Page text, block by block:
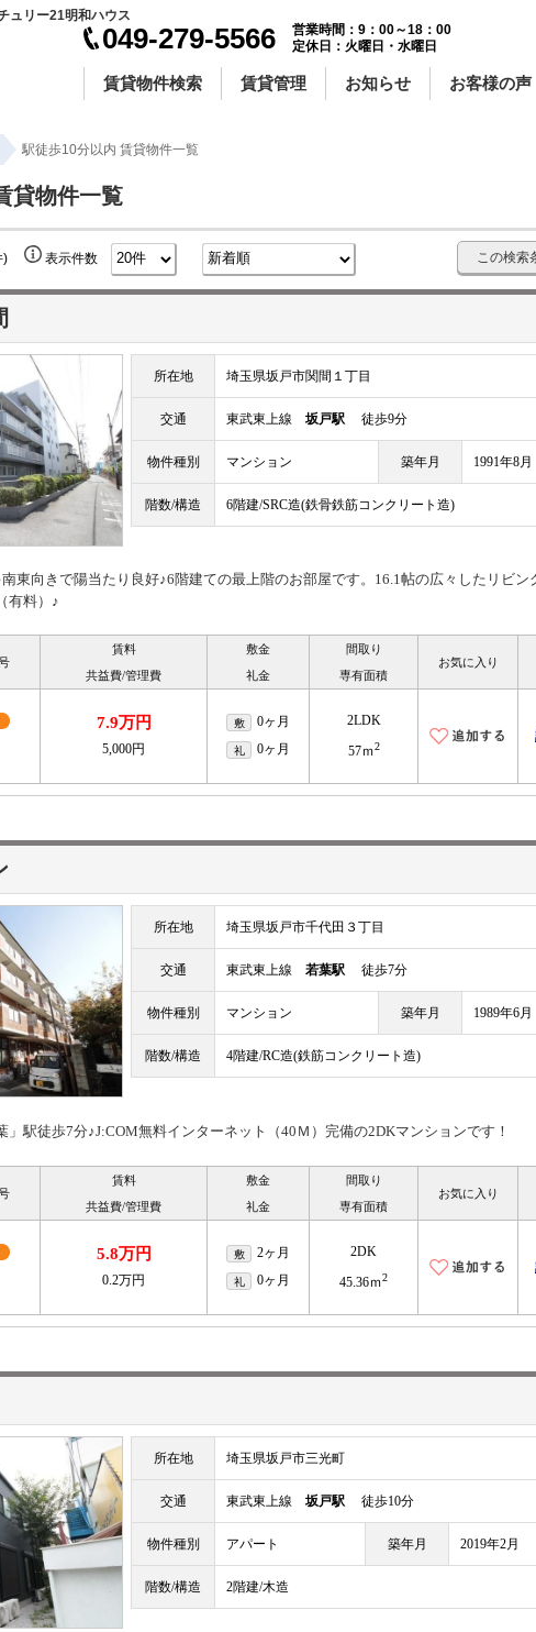
ュリー21明和ハウス
049-279-5566
営業時間：9：00～18：00
定休日：火曜日・水曜日
賃貸物件検索 賃貸管理 お知らせ お客様の声
駅徒歩10分以内 賃貸物件一覧
貸物件一覧
) 表示件数 この検索
所在地 埼玉県坂戸市関間１丁目
交通 東武東上線 坂戸駅 徒歩9分
物件種別 マンション 築年月 1991年8月
階数/構造 6階建/SRC造(鉄骨鉄筋コンクリート造)
東向きで陽当たり良好♪6階建ての最上階のお部屋です。16.1帖の広々したリビン
有料）♪
賃料
共益費/管理費
敷金
礼金
間取り
専有面積
お気に入り
7.9万円
5,000円
敷 0ヶ月
礼 0ヶ月
2LDK
57ｍ2
所在地 埼玉県坂戸市千代田３丁目
交通 東武東上線 若葉駅 徒歩7分
物件種別 マンション 築年月 1989年6月
階数/構造 4階建/RC造(鉄筋コンクリート造)
」駅徒歩7分♪J:COM無料インターネット（40Ｍ）完備の2DKマンションです！
賃料
共益費/管理費
敷金
礼金
間取り
専有面積
お気に入り
5.8万円
0.2万円
敷 2ヶ月
礼 0ヶ月
2DK
45.36ｍ2
所在地 埼玉県坂戸市三光町
交通 東武東上線 坂戸駅 徒歩10分
物件種別 アパート 築年月 2019年2月
階数/構造 2階建/木造